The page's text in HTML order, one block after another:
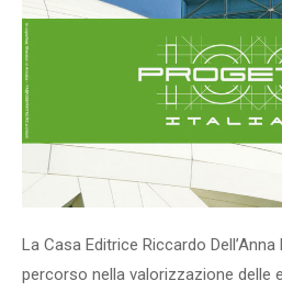
La Casa Editrice Riccardo
percorso nella valorizzazione delle